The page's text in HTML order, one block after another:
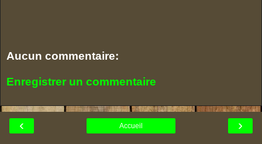
Aucun commentaire:
Enregistrer un commentaire
‹ ›
Accueil